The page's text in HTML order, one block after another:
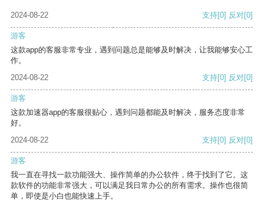
2024-08-22 支持[0] 反对[0]
游客
这款app的客服非常专业，遇到问题总是能够及时解决，让我能够安心工
作。
2024-08-22
支持[0] 反对[0]
游客
这款加速器app的客服很贴心，遇到问题都能及时解决，服务态度非常
好。
2024-08-22
支持[0] 反对[0]
游客
我一直在寻找一款功能强大、操作简单的办公软件，终于找到了它。这
款软件的功能非常强大，可以满足我日常办公的所有需求。操作也很简
单，即使是小白也能快速上手。